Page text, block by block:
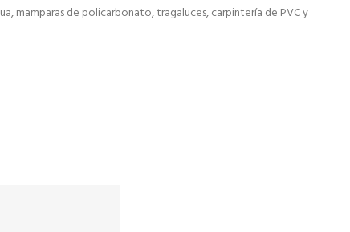
mamparas de policarbonato, tragaluces, carpintería de PVC y